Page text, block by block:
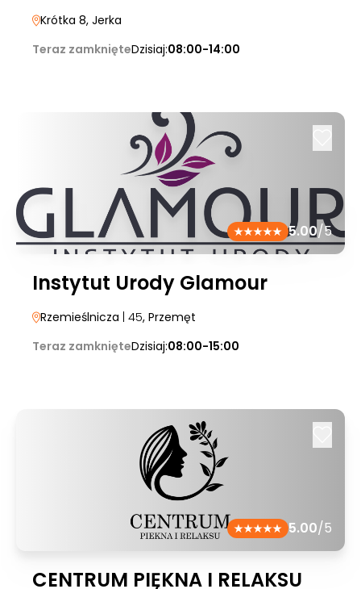
Krótka 8, Jerka
Teraz zamknięteDzisiaj:08:00-14:00
5.00/5
Instytut Urody Glamour
Rzemieślnicza | 45, Przemęt
Teraz zamknięteDzisiaj:08:00-15:00
5.00/5
CENTRUM PIĘKNA I RELAKSU